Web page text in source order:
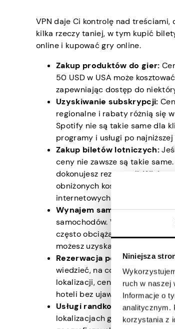
Niniejsza
ruch w naszej
Informacje o
analitycznym.
korzystania z
VPN daje Ci kontrolę nad treściami,
kilka rzeczy taniej, w tym kupić
online i kupować gry online.
Zakup produktów do gier:
50 USD w USA może
zapewniając dostęp do
Uzyskiwanie subskrypcji:
regionalne i rabaty różnią się
Spotify nie są takie same dla
programy i usługi po
Zakup biletów lotniczych:
ceny nie zawsze są takie
dokonujesz rezerwacji. Wiele
obniżonych kosztach, gdy
internetowych i zarezerwować
Wynajem samochodów:
samochodów. Wypożyczalnie
często obciążają klientów w
możesz uzyskać dostęp i
Rezerwacja pokoi
wiedzieć, na co kierujesz
lokalizacji, ceny pokoi
hoteli bez ujawniania swojej
Usługi randkowe:Wiele
lokalizacjach geograficznych.